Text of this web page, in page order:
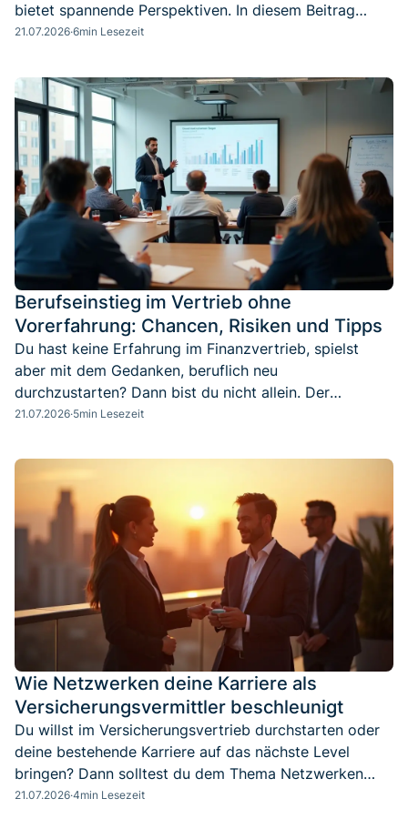
bietet spannende Perspektiven. In diesem Beitrag
erfährst du, welche Voraussetzungen du mitbringen
Zukunftschancen der Markt bietet.
21.07.2026·6min Lesezeit
Berufseinstieg im Vertrieb ohne
Vorerfahrung: Chancen, Risiken und Tipps
Du hast keine Erfahrung im Finanzvertrieb, spielst
aber mit dem Gedanken, beruflich neu
durchzustarten? Dann bist du nicht allein. Der
Berufseinstieg im Vertrieb der Finanzdienstleistung
mit dem richtigen Plan an. Hier bekommst du Klarheit
Einstieg.
21.07.2026·5min Lesezeit
Wie Netzwerken deine Karriere als
Versicherungsvermittler beschleunigt
Du willst im Versicherungsvertrieb durchstarten oder
deine bestehende Karriere auf das nächste Level
bringen? Dann solltest du dem Thema Netzwerken
mehr Aufmerksamkeit schenken. Denn: Wer klug
21.07.2026·4min Lesezeit